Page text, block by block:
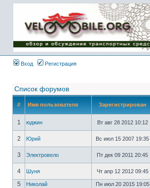
Имя пользователя:
Пароль:
{ LOG_ME_IN_SHORT
}
Вход
Регистрация
Список форумов
# Имя пользователя Зарегистрирован
1 юджин Вт авг 28 2012 10:12
2
Юрий Вс июл 15 2007 19:35
3
Электровело Пт дек 09 2011 20:45
4
Шуня Чт апр 12 2012 09:45
5
Николай Пн июл 20 2015 19:05